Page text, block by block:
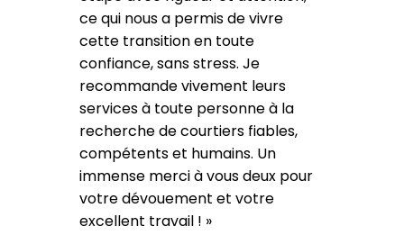
ce qui nous a permis de vivre
cette transition en toute
confiance, sans stress. Je
recommande vivement leurs
services à toute personne à la
recherche de courtiers fiables,
compétents et humains. Un
immense merci à vous deux pour
votre dévouement et votre
excellent travail ! »